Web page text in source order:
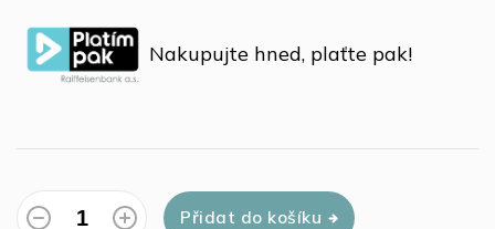
cena:
Nakupujte hned, plaťte pak!
Přidat do košíku